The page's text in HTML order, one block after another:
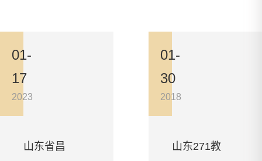
2025年教 2023年教
01-
17
2023
山东省昌
01-
30
2018
山东271教